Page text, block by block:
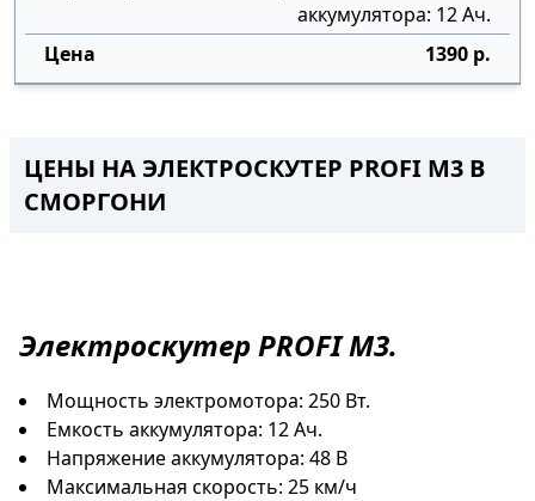
аккумулятора: 12 Ач.
1390 р.
ЦЕНЫ НА ЭЛЕКТРОСКУТЕР PROFI M3 В
СМОРГОНИ
ЭлектроскутерPROFI M3.
Мощность электромотора: 250 Вт.
Емкость аккумулятора: 12 Ач.
Напряжение аккумулятора: 48 В
Максимальная скорость: 25 км/ч